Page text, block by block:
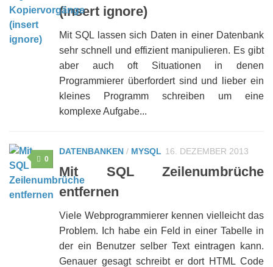
(insert ignore)
Mit SQL lassen sich Daten in einer Datenbank
sehr schnell und effizient manipulieren. Es gibt
aber auch oft Situationen in denen
Programmierer überfordert sind und lieber ein
kleines Programm schreiben um eine
komplexe Aufgabe...
0
DATENBANKEN / MYSQL 16. DEZEMBER 2013
Mit SQL Zeilenumbrüche
entfernen
Viele Webprogrammierer kennen vielleicht das
Problem. Ich habe ein Feld in einer Tabelle in
der ein Benutzer selber Text eintragen kann.
Genauer gesagt schreibt er dort HTML Code